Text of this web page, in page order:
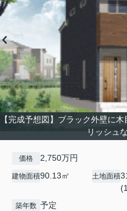
【完成予想図】ブラック外壁に
リッシュ
価格 2,750万円
建物面積90.13㎡ 土地面積
築年数 予定